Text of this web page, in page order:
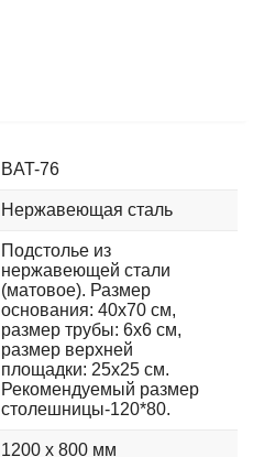
BAT-76
Нержавеющая сталь
Подстолье из
нержавеющей стали
(матовое). Размер
основания: 40x70 см,
размер трубы: 6x6 см,
размер верхней
площадки: 25х25 см.
Рекомендуемый размер
столешницы-120*80.
1200 х 800 мм